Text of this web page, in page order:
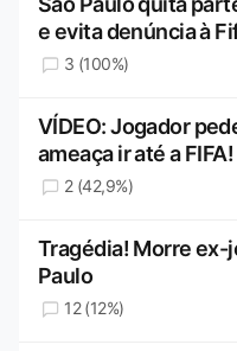
e evita denúncia à
3 (100%)
VÍDEO: Jogador
ameaça ir até a
2 (42,9%)
Tragédia! Morre ex-
Paulo
12 (12%)